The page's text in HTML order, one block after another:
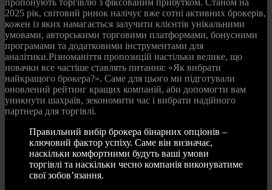
пропонують торгівлю з фіксованим прибутком. Станом на
2025 рік, світовий ринок налічує вже сотні активних брокерів,
кожен із яких намагається залучити клієнтів унікальними
умовами, авторськими торговими платформами, бонусними
програмами та додатковими інструментами для
аналітики.Різноманіття пропозицій настільки велике, що
новачки все частіше ставлять питання: «Як вибрати
найкращого брокера?». Саме для цього ми підготували
оновлений рейтинг кращих компаній, аби допомогти вам
уникнути шахраїв, зекономити час і вибрати надійного
партнера для торгівлі.
Правильний вибір брокера бінарних опціонів –
ключовий фактор успіху. Саме він визначає,
наскільки комфортними будуть ваші умови
торгівлі та наскільки чесно компанія виконуватиме
свої зобов’язання.